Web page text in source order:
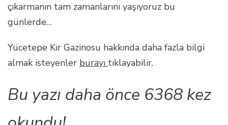
çıkarmanın tam zamanlarını yaşıyoruz bu
günlerde…
Yücetepe Kır Gazinosu hakkında daha fazla bilgi
almak isteyenler burayı tıklayabilir.
Bu yazı daha önce 6368 kez